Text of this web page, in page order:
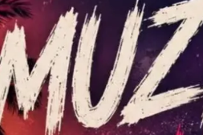
Matki Bożej
2026-08-22